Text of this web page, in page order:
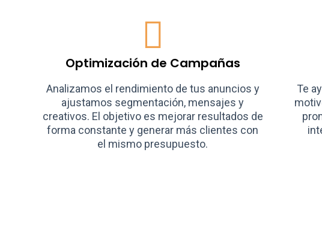
Optimización de Campañas
Analizamos el rendimiento de tus anuncios y
ajustamos segmentación, mensajes y
creativos. El objetivo es mejorar resultados de
forma constante y generar más clientes con
el mismo presupuesto.
Te